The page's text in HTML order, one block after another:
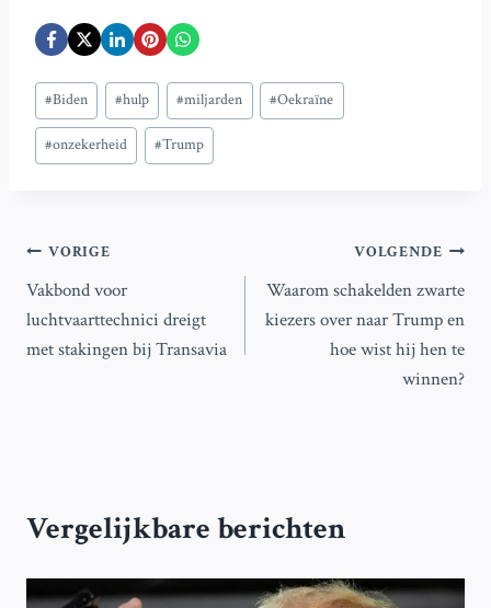
Bericht
tags:
#Biden #hulp #miljarden #Oekraïne
#onzekerheid #Trump
Bericht
navigatie
VORIGE
Vakbond voor
luchtvaarttechnici dreigt
met stakingen bij Transavia
VOLGENDE
Waarom schakelden zwarte
kiezers over naar Trump en
hoe wist hij hen te
winnen?
Vergelijkbare berichten